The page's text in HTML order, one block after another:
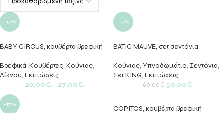
-17%
BABY CIRCUS, κουβέρτα βρεφική
Βρεφικά, Κουβέρτες, Κούνιας,
Λίκνου, Εκτπώσεις
20,00€ – 27,00€
-17%
BATIC MAUVE, σετ σεντόνια
Κούνιας, Υπνοδωμάτιο, Σεντόνια,
Σετ KING, Εκτπώσεις
60,00€ 50,00€
-17% COPITOS, κουβέρτα βρεφική